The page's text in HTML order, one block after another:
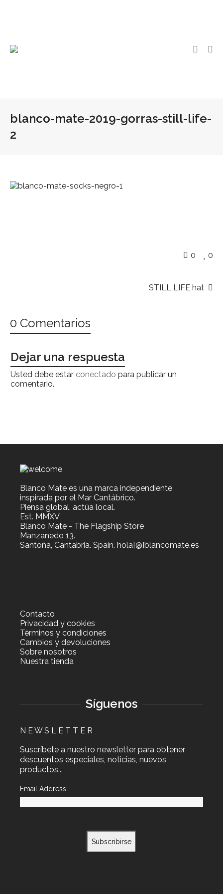
blanco-mate-2019-gorras-still-life-
2
0
0
STILL LIFE hat
0 Comentarios
Dejar una respuesta
Usted debe estar conectado para publicar un
comentario.
Blanco Mate es una marca independiente
inspirada por el Mar Cantábrico.
Piensa global, actúa local.
Est. MMXV
Blanco Mate - The Flagship Store
Manzanedo 13.
Santoña, Cantabria. Spain. hola[@]blancomate.es
Contacto
Privacidad y cookies
Términos y condiciones
Cambios y devoluciones
Sobre nosotros
Nuestra tienda
Síguenos
N E W S L E T T E R
Suscríbete a nuestro newsletter para obtener
descuentos especiales, noticias, nuevos
productos...
Email Address